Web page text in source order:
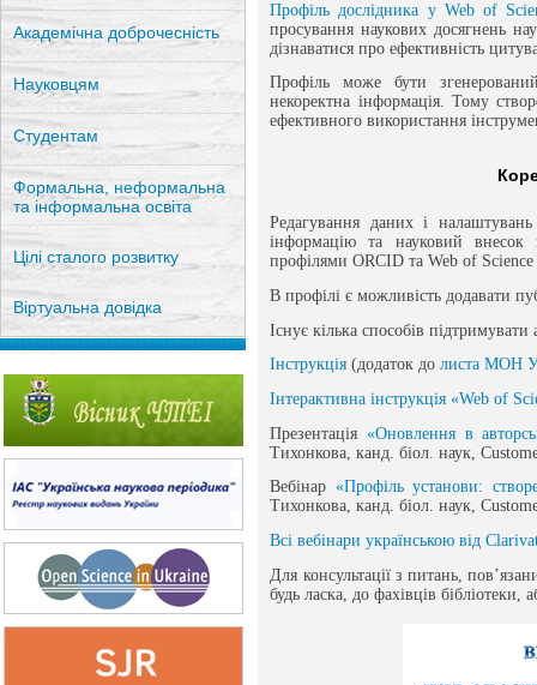
Академічна доброчесність
Науковцям
Студентам
Формальна, неформальна
та інформальна освіта
Цілі сталого розвитку
Віртуальна довідка
Профіль дослідника у Web of
просування наукових досягнень
дізнаватися про ефективність
Профіль може бути
некоректна інформація. Тому
ефективного використання
Редагування даних і
інформацію та науковий внесок
профілями ORCID та Web of
В профілі є можливість додавати
Існує кілька способів
Інструкція (додаток долиста МОН
Інтерактивна інструкція «Web of
Презентація «Оновлення в
Тихонкова, канд. біол. наук,
Вебінар «Профіль установи:
Тихонкова, канд. біол. наук,
Всі вебінари українською від
Для консультації з питань,
будь ласка, до фахівців